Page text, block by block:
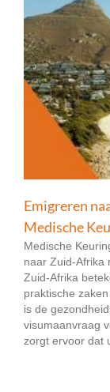
Emigreren
Medische
Medische
naar Zuid-Afrika
Zuid-Afrika
praktische
is de
visumaanvraag
zorgt ervoor dat